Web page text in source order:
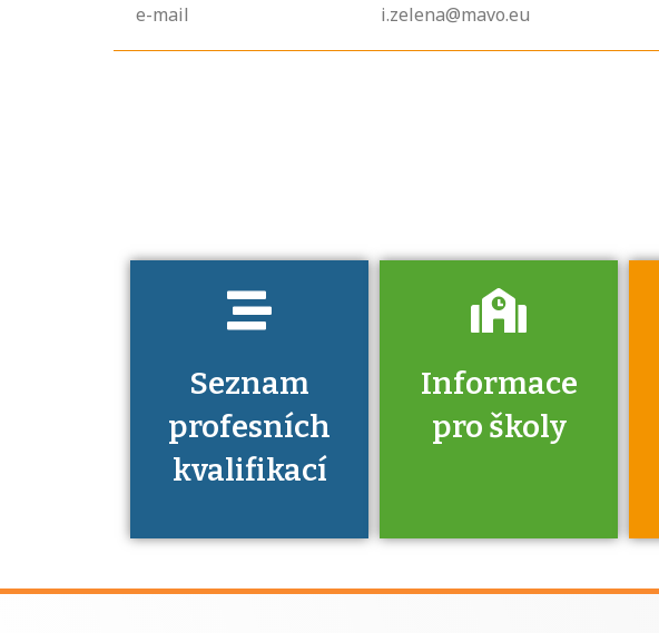
e-mail i.zelena@mavo.eu
Seznam
profesních
kvalifikací
seznam
Informace
pro školy
Víte, že jako škola